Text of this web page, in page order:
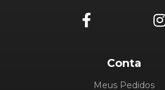
Conta
Meus Pedidos